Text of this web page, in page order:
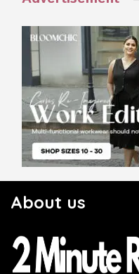
About us